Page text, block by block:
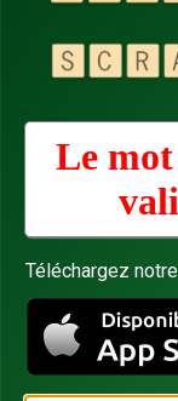
Le
Téléchargez